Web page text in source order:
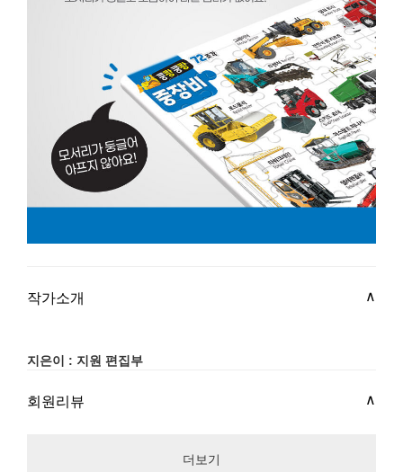
작가소개
지은이 : 지원 편집부
회원리뷰
더보기